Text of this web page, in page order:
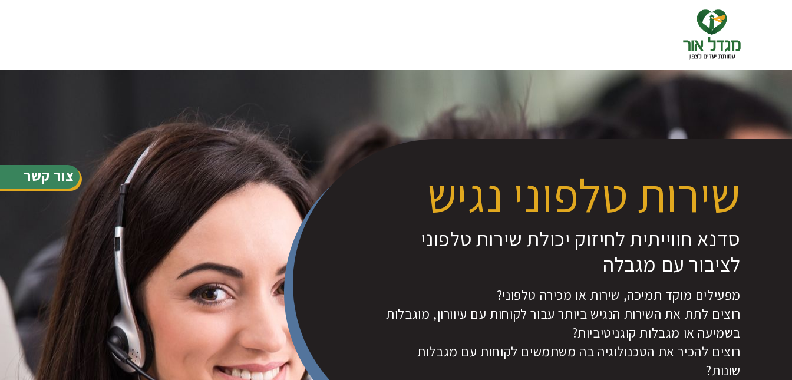
צור קשר שירות טלפוני נגיש
סדנא חווייתית לחיזוק יכולת שירות טלפוני
לציבור עם מגבלה
מפעילים מוקד תמיכה, שירות או מכירה טלפוני?
רוצים לתת את השירות הנגיש ביותר עבור לקוחות עם עיוורון, מוגבלות
בשמיעה או מגבלות קוגניטיביות?
רוצים להכיר את הטכנולוגיה בה משתמשים לקוחות עם מגבלות
שונות?